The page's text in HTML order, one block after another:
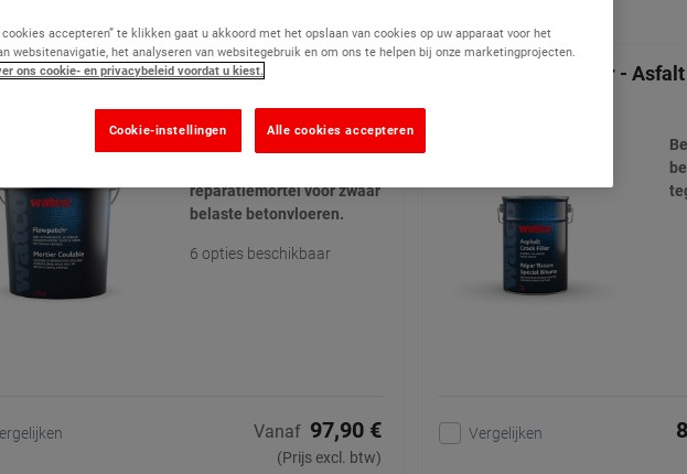
- Gietbare Reparatiemortel
(105)
reparatiemortel voor zwaar
belaste betonvloeren.
6 opties beschikbaar
Vanaf 97,90 €
(Prijs excl. btw)
Asphalt Crack Filler -
Vergelijken
cookies accepteren” te klikken gaat u akkoord met het opslaan van cookies op uw apparaat voor het
websitenavigatie, het analyseren van websitegebruik en om ons te helpen bij onze marketingprojecten.
ons cookie- en privacybeleid voordat u kiest.
Alle cookies accepteren
Cookie-instellingen